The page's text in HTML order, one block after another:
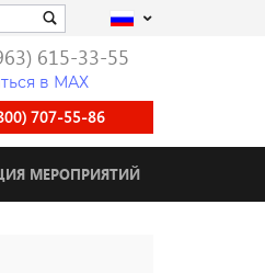
615-33-55
в МАХ
707-55-86
МЕРОПРИЯТИЙ